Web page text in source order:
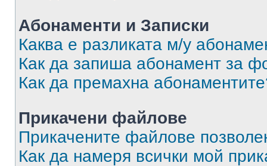
Абонаменти и Записки
Каква е разликата м/у
Как да запиша абонамент за
Как да премахна
Прикачени файлове
Прикачените файлове
Как да намеря всички мой